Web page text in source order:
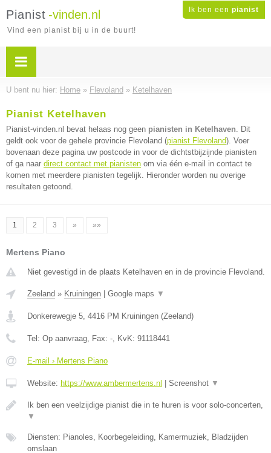
Ik ben een pianist
Pianist -vinden.nl
Vind een pianist bij u in de buurt!
U bent nu hier: Home » Flevoland » Ketelhaven
Pianist Ketelhaven
Pianist-vinden.nl bevat helaas nog geen pianisten in Ketelhaven. Dit
geldt ook voor de gehele provincie Flevoland (pianist Flevoland). Voer
bovenaan deze pagina uw postcode in voor de dichtstbijzijnde pianisten
of ga naar direct contact met pianisten om via één e-mail in contact te
komen met meerdere pianisten tegelijk. Hieronder worden nu overige
resultaten getoond.
1 2 3 » »»
Mertens Piano
Niet gevestigd in de plaats Ketelhaven en in de provincie Flevoland.
Zeeland » Kruiningen Google maps ▼
Donkerewegje 5, 4416 PM Kruiningen (Zeeland)
Tel: Op aanvraag, Fax: -, KvK: 91118441
E-mail › Mertens Piano
Website: https://www.ambermertens.nl Screenshot ▼
Ik ben een veelzijdige pianist die in te huren is voor solo-concerten,
▼
Diensten: Pianoles, Koorbegeleiding, Kamermuziek, Bladzijden
omslaan